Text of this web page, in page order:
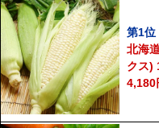
第1位
北海
クス)
4,180